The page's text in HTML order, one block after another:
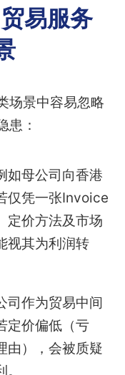
易服务
场景中容易忽略
患：
如母公司向香港
仅凭一张Invoice
定价方法及市场
视其为利润转
司作为贸易中间
定价偏低（亏
由），会被质疑